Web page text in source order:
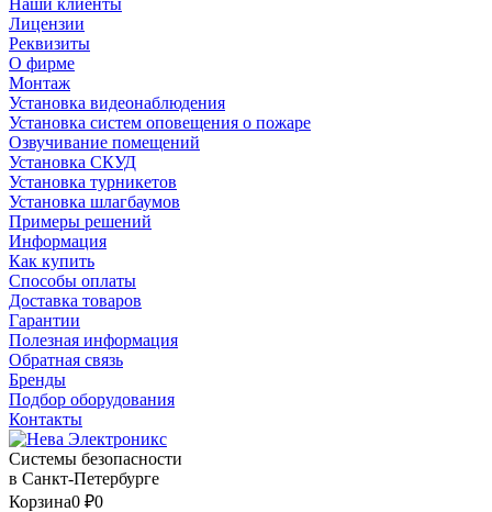
Наши клиенты
Лицензии
Реквизиты
О фирме
Монтаж
Установка видеонаблюдения
Установка систем оповещения о пожаре
Озвучивание помещений
Установка СКУД
Установка турникетов
Установка шлагбаумов
Примеры решений
Информация
Как купить
Способы оплаты
Доставка товаров
Гарантии
Полезная информация
Обратная связь
Бренды
Подбор оборудования
Контакты
Системы безопасности
в Санкт-Петербурге
Корзина0 ₽0